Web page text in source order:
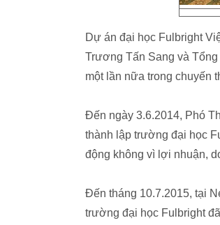
Dự án đại học Fulbright
Trương Tấn Sang và
một lần nữa trong chuyến
Đến ngày 3.6.2014, Phó
thành lập trường đại học
động không vì lợi nhuận,
Đến tháng 10.7.2015, tại
trường đại học Fulbright